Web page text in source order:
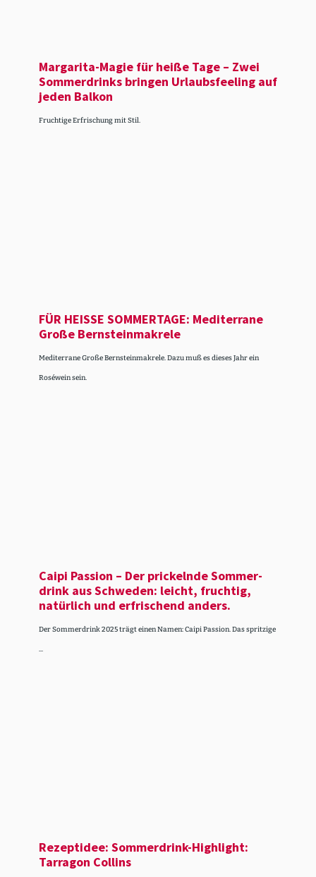
Margarita-Magie für heiße Tage – Zwei
Sommer­drinks bringen Urlaubs­feeling auf
jeden Balkon
Fruchtige Erfrischung mit Stil.
FÜR HEISSE SOMMERTAGE: Mediterrane
Große Bernstein­ma­krele
Mediterrane Große Bernsteinmakrele. Dazu muß es dieses Jahr ein
Roséwein sein.
Caipi Passion – Der prickelnde Sommer­
drink aus Schweden: leicht, fruchtig,
natürlich und erfri­schend anders.
Der Sommerdrink 2025 trägt einen Namen: Caipi Passion. Das spritzige
...
Rezeptidee: Sommer­drink-Highlight:
Tarragon Collins